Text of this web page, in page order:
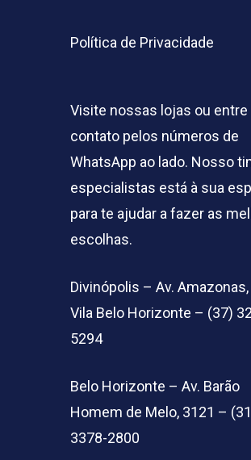
Política de Privacidade
Visite nossas lojas ou entre
contato pelos números de
WhatsApp ao lado. Nosso
especialistas está à sua
para te ajudar a fazer as
escolhas.
Divinópolis – Av.
Vila Belo Horizonte – (37)
5294
Belo Horizonte – Av. Barão
Homem de Melo, 3121 –
3378-2800